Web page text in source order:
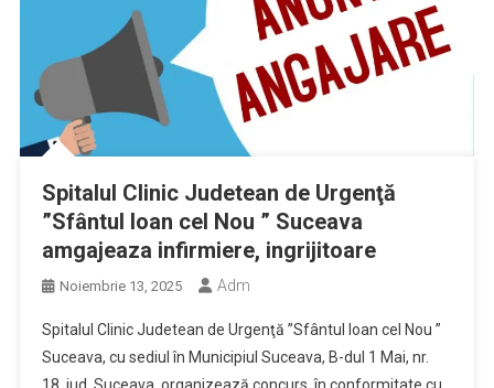
Spitalul Clinic Judetean de Urgenţă
”Sfântul Ioan cel Nou ” Suceava
amgajeaza infirmiere, ingrijitoare
Noiembrie 13, 2025 Adm
Spitalul Clinic Judetean de Urgenţă ”Sfântul Ioan cel Nou ”
Suceava, cu sediul în Municipiul Suceava, B-dul 1 Mai, nr.